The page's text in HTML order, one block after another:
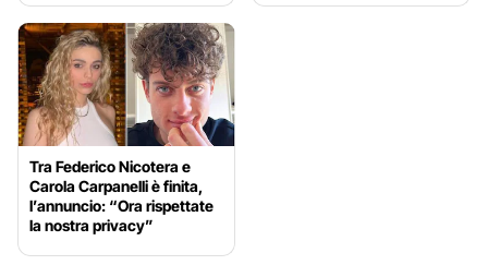
Tra Federico Nicotera e
Carola Carpanelli è finita,
l’annuncio: “Ora rispettate
la nostra privacy”